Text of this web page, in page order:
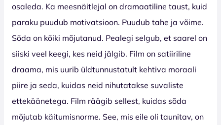
osaleda. Ka meesnäitlejal on dramaatiline taust, kuid
paraku puudub motivatsioon. Puudub tahe ja võime.
Sõda on kõiki mõjutanud. Pealegi selgub, et saarel on
siiski veel keegi, kes neid jälgib. Film on satiiriline
draama, mis uurib üldtunnustatult kehtiva moraali
piire ja seda, kuidas neid nihutatakse suvaliste
ettekäänetega. Film räägib sellest, kuidas sõda
mõjutab käitumisnorme. See, mis eile oli taunitav, on